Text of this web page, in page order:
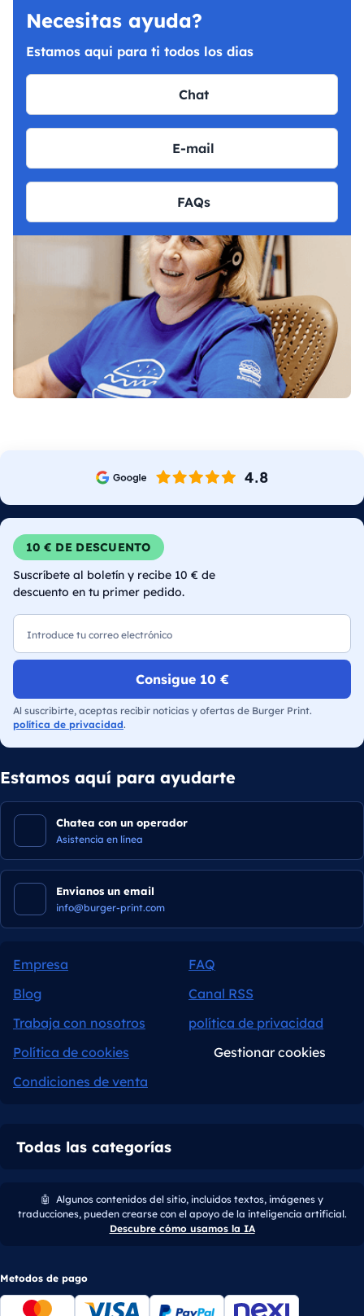
Necesitas ayuda?
Estamos aqui para ti todos los dias
Chat
E-mail
FAQs
10 € DE DESCUENTO
Suscríbete al boletín y recibe 10 € de
descuento en tu primer pedido.
Consigue 10 €
Al suscribirte, aceptas recibir noticias y ofertas de Burger Print.
política de privacidad.
Estamos aquí para ayudarte
Chatea con un operador
Asistencia en línea
Envianos un email
info@burger-print.com
Empresa
FAQ
Blog
Canal RSS
Trabaja con nosotros
política de privacidad
Política de cookies
Gestionar cookies
Condiciones de venta
Todas las categorías
🤖 Algunos contenidos del sitio, incluidos textos, imágenes y
traducciones, pueden crearse con el apoyo de la inteligencia artificial.
Descubre cómo usamos la IA
Metodos de pago